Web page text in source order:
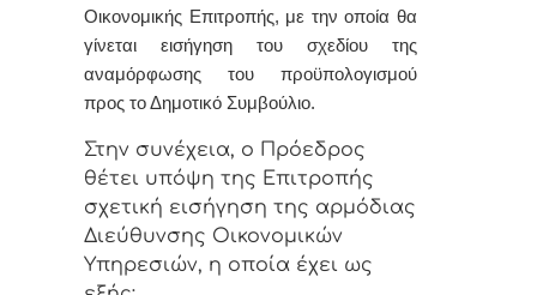
Οικονομικής Επιτροπής, με την οποία θα
γίνεται εισήγηση του σχεδίου της
αναμόρφωσης του προϋπολογισμού
προς το Δημοτικό Συμβούλιο.
Στην συνέχεια, ο Πρόεδρος
θέτει υπόψη της Επιτροπής
σχετική εισήγηση της αρμόδιας
Διεύθυνσης Οικονομικών
Υπηρεσιών, η οποία έχει ως